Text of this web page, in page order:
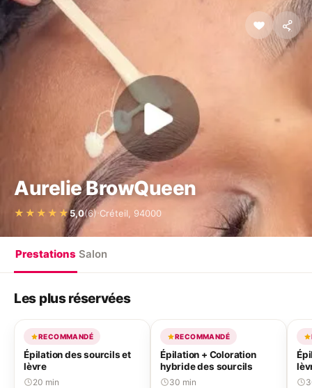
Aurelie BrowQueen
★★★★★5,0(6)·Créteil, 94000
Prestations Salon
Les plus réservées
RECOMMANDÉ
Épilation des sourcils et
lèvre
20 min
RECOMMANDÉ
Épilation + Coloration
hybride des sourcils
30 min